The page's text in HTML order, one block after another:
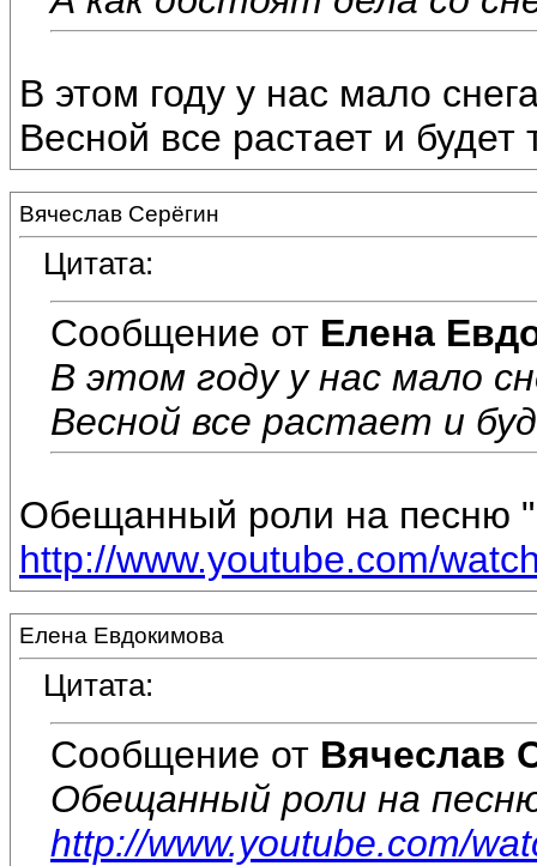
В этом году у нас мало
Весной все растает и
Вячеслав Серёгин
Цитата:
Сообщение от Елена
В этом году у нас мало
Весной все растает и
Обещанный роли на песню
http://www.youtube.com/
Елена Евдокимова
Цитата:
Сообщение от Вячеслав
Обещанный роли на
http://www.youtube.com/